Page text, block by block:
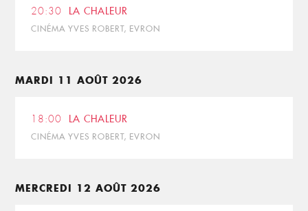
20:30 LA CHALEUR
CINÉMA YVES ROBERT, EVRON
MARDI 11 AOÛT 2026
18:00 LA CHALEUR
CINÉMA YVES ROBERT, EVRON
MERCREDI 12 AOÛT 2026